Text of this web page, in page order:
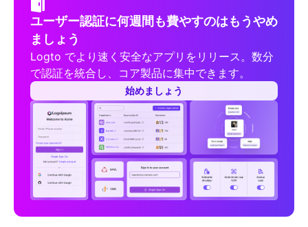
ユーザー認証に何週間も費やすのはもうやめ
ましょう
Logto でより速く安全なアプリをリリース。数分
で認証を統合し、コア製品に集中できます。
始めましょう